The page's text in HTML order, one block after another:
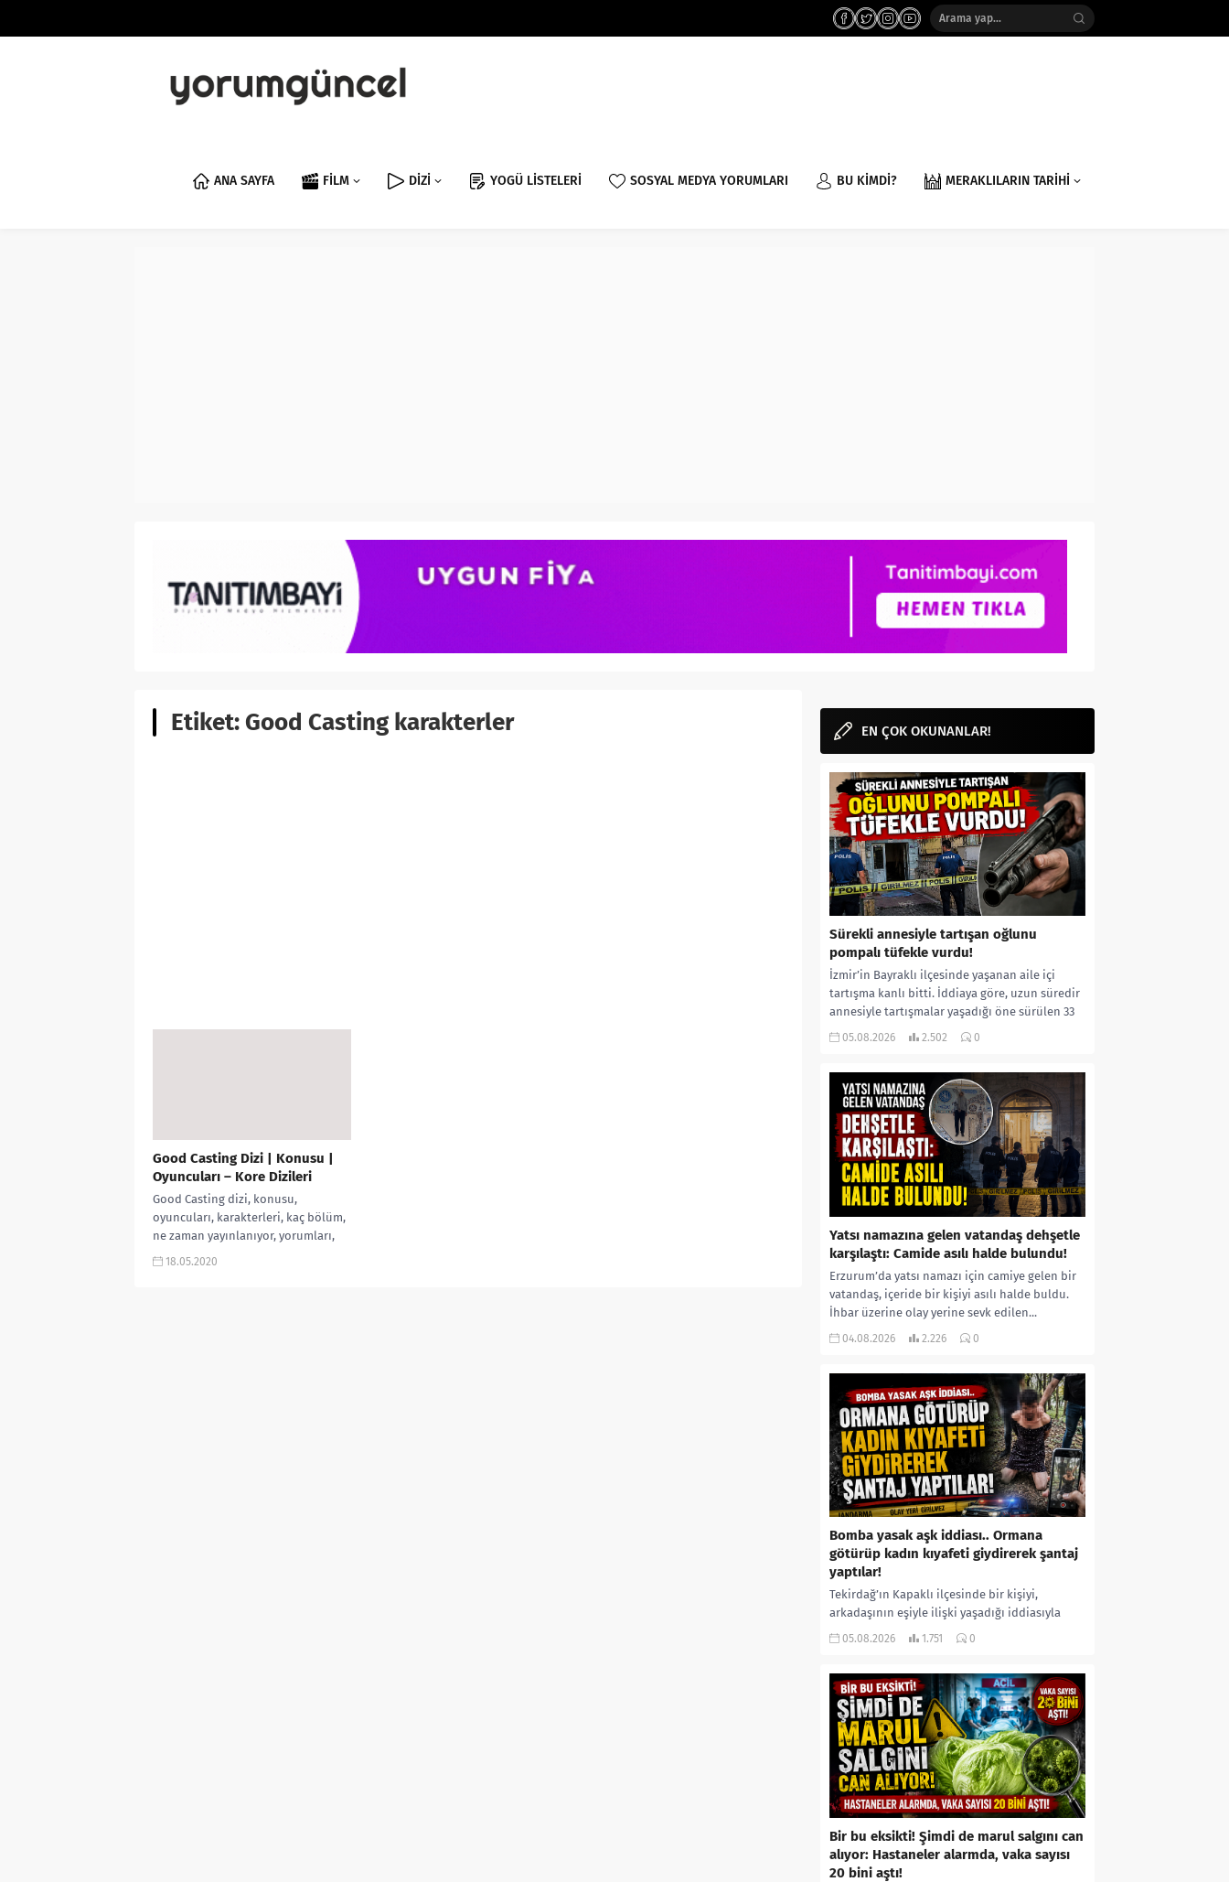
ANA SAYFA FİLM DİZİ YOGÜ LİSTELERİ SOSYAL MEDYA YORUMLARI BU KİMDİ? MERAKLILARIN TARİHİ
Etiket:Good Casting karakterler
Good Casting Dizi | Konusu |
Oyuncuları – Kore Dizileri
Good Casting dizi, konusu,
oyuncuları, karakterleri, kaç bölüm,
ne zaman yayınlanıyor, yorumları,
izleyici yorumları, fragmanı, izle, 굿
18.05.2020
EN ÇOK OKUNANLAR!
Sürekli annesiyle tartışan oğlunu
pompalı tüfekle vurdu!
İzmir’in Bayraklı ilçesinde yaşanan aile içi
tartışma kanlı bitti. İddiaya göre, uzun süredir
annesiyle tartışmalar yaşadığı öne sürülen 33
yaşındaki...
05.08.2026 2.502 0
Yatsı namazına gelen vatandaş dehşetle
karşılaştı: Camide asılı halde bulundu!
Erzurum’da yatsı namazı için camiye gelen bir
vatandaş, içeride bir kişiyi asılı halde buldu.
İhbar üzerine olay yerine sevk edilen...
04.08.2026 2.226 0
Bomba yasak aşk iddiası.. Ormana
götürüp kadın kıyafeti giydirerek şantaj
yaptılar!
Tekirdağ’ın Kapaklı ilçesinde bir kişiyi,
arkadaşının eşiyle ilişki yaşadığı iddiasıyla
ormanlık alana götürerek zorla kadın
05.08.2026 1.751 0
Bir bu eksikti! Şimdi de marul salgını can
alıyor: Hastaneler alarmda, vaka sayısı
20 bini aştı!